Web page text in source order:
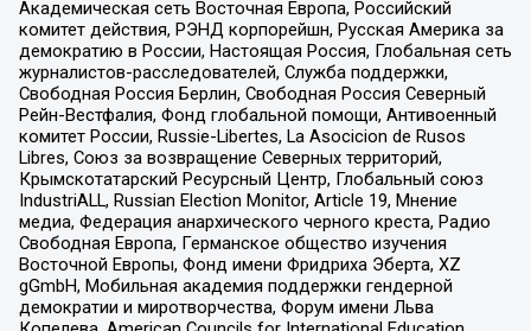
Академическая сеть Восточная Европа, Российский
комитет действия, РЭНД корпорейшн, Русская Америка за
демократию в России, Настоящая Россия, Глобальная сеть
журналистов-расследователей, Служба поддержки,
Свободная Россия Берлин, Свободная Россия Северный
Рейн-Вестфалия, Фонд глобальной помощи, Антивоенный
комитет России, Russie-Libertes, La Asocicion de Rusos
Libres, Союз за возвращение Северных территорий,
Крымскотатарский Ресурсный Центр, Глобальный союз
IndustriALL, Russian Election Monitor, Article 19, Мнение
медиа, Федерация анархического черного креста, Радио
Свободная Европа, Германское общество изучения
Восточной Европы, Фонд имени Фридриха Эберта, XZ
gGmbH, Мобильная академия поддержки гендерной
демократии и миротворчества, Форум имени Льва